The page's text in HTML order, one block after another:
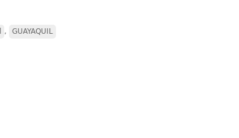
, GUAYAQUIL